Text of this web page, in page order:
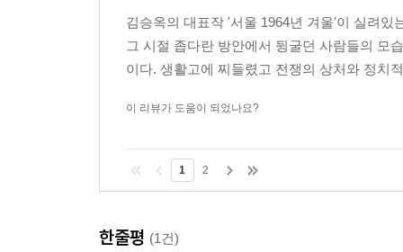
김승옥의 대표작 '서울 1964년 겨울'이 실려
그 시절 좁다란 방안에서 뒹굴던 사람들의 모
이다. 생활고에 찌들렸고 전쟁의 상처와 정치
이 리뷰가 도움이 되었나요?
1 2
한줄평 (1건)